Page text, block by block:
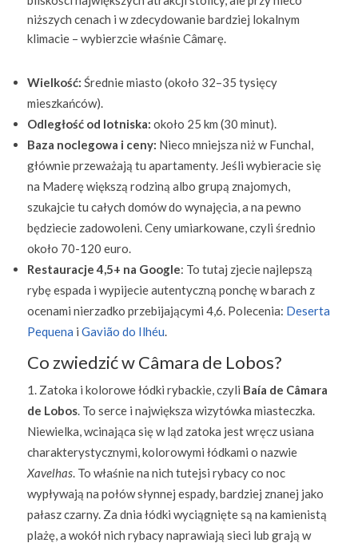
niższych cenach i w zdecydowanie bardziej lokalnym
klimacie – wybierzcie właśnie Câmarę.
Wielkość: Średnie miasto (około 32–35 tysięcy
mieszkańców).
Odległość od lotniska: około 25 km (30 minut).
Baza noclegowa i ceny: Nieco mniejsza niż w Funchal,
głównie przeważają tu apartamenty. Jeśli wybieracie się
na Maderę większą rodziną albo grupą znajomych,
szukajcie tu całych domów do wynajęcia, a na pewno
będziecie zadowoleni. Ceny umiarkowane, czyli średnio
około 70-120 euro.
Restauracje 4,5+ na Google: To tutaj zjecie najlepszą
rybę espada i wypijecie autentyczną ponchę w barach z
ocenami nierzadko przebijającymi 4,6. Polecenia: Deserta
Pequena i Gavião do Ilhéu
Co zwiedzić w Câmara de Lobos?
Zatoka i kolorowe łódki rybackie, czyli Baía de Câmara
de Lobos. To serce i największa wizytówka miasteczka.
Niewielka, wcinająca się w ląd zatoka jest wręcz usiana
charakterystycznymi, kolorowymi łódkami o nazwie
Xavelhas. To właśnie na nich tutejsi rybacy co noc
wypływają na połów słynnej espady, bardziej znanej jako
pałasz czarny. Za dnia łódki wyciągnięte są na kamienistą
plażę, a wokół nich rybacy naprawiają sieci lub grają w